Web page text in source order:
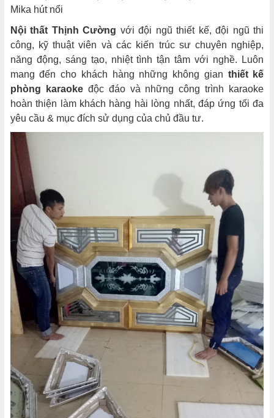
Mika hút nổi
Nội thất Thịnh Cường với đội ngũ thiết kế, đội ngũ thi
công, kỹ thuật viên và các kiến trúc sư chuyên nghiệp,
năng động, sáng tạo, nhiệt tình tận tâm với nghề. Luôn
mang đến cho khách hàng những không gian thiết kế
phòng karaokeđộc đáo và những công trình karaoke
hoàn thiện làm khách hàng hài lòng nhất, đáp ứng tối đa
yêu cầu & mục đích sử dụng của chủ đầu tư.